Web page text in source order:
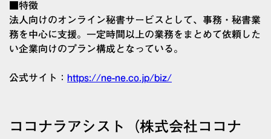
■特徴
法人向けのオンライン秘書サービスとして、事務・秘書業
務を中心に支援。一定時間以上の業務をまとめて依頼した
い企業向けのプラン構成となっている。
公式サイト： https://ne-ne.co.jp/biz/
ココナラアシスト（株式会社ココナ